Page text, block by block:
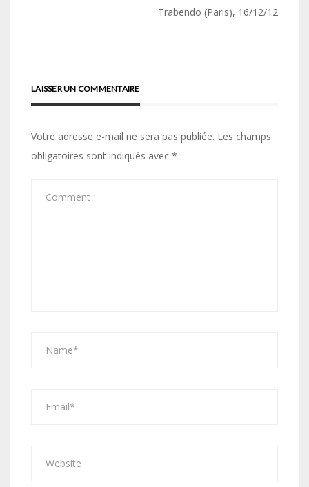
Trabendo (Paris), 16/12/12
LAISSER UN COMMENTAIRE
Votre adresse e-mail ne sera pas publiée. Les champs
obligatoires sont indiqués avec *